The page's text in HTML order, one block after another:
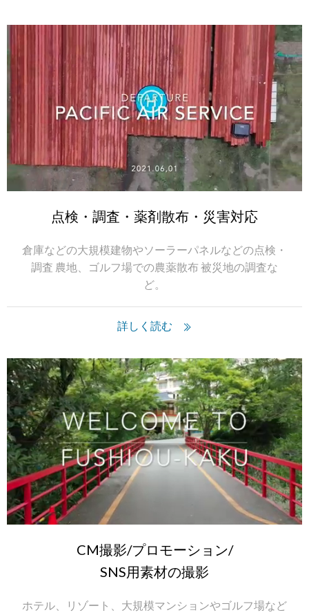
点検・調査・薬剤散布・災害対応
倉庫などの大規模建物やソーラーパネルなどの点検・
調査 農地、ゴルフ場での農薬散布 被災地の調査な
ど。
詳しく読む
CM撮影/プロモーション/
SNS用素材の撮影
ホテル、リゾート、大規模マンションやゴルフ場など